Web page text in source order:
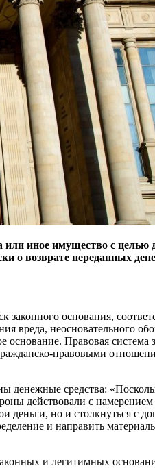
иное имущество с целью
возврате переданных
законного основания,
вреда, неосновательного
Правовая
правовыми
денежные средства:
действовали с намерением
деньги, но и столкнуться с
и направить
и легитимных